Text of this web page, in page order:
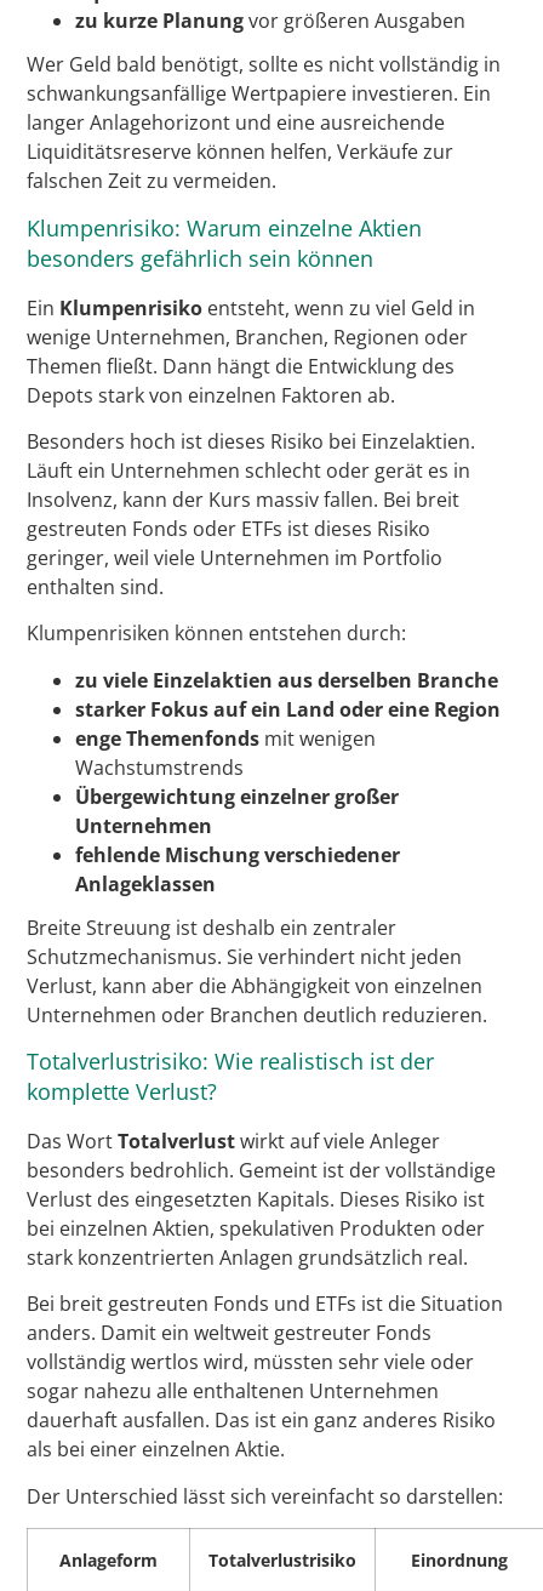
zu kurze Planungvor größeren Ausgaben
Wer Geld bald benötigt, sollte es nicht vollständig in
schwankungsanfällige Wertpapiere investieren. Ein
langer Anlagehorizont und eine ausreichende
Liquiditätsreserve können helfen, Verkäufe zur
falschen Zeit zu vermeiden.
Klumpenrisiko: Warum einzelne Aktien
besonders gefährlich sein können
Ein Klumpenrisiko entsteht, wenn zu viel Geld in
wenige Unternehmen, Branchen, Regionen oder
Themen fließt. Dann hängt die Entwicklung des
Depots stark von einzelnen Faktoren ab.
Besonders hoch ist dieses Risiko bei Einzelaktien.
Läuft ein Unternehmen schlecht oder gerät es in
Insolvenz, kann der Kurs massiv fallen. Bei breit
gestreuten Fonds oder ETFs ist dieses Risiko
geringer, weil viele Unternehmen im Portfolio
enthalten sind.
Klumpenrisiken können entstehen durch:
zu viele Einzelaktien aus derselben Branche
starker Fokus auf ein Land oder eine Region
enge Themenfonds mit wenigen
Wachstumstrends
Übergewichtung einzelner großer
Unternehmen
fehlende Mischung verschiedener
Anlageklassen
Breite Streuung ist deshalb ein zentraler
Schutzmechanismus. Sie verhindert nicht jeden
Verlust, kann aber die Abhängigkeit von einzelnen
Unternehmen oder Branchen deutlich reduzieren.
Totalverlustrisiko: Wie realistisch ist der
komplette Verlust?
Das WortTotalverlustwirkt auf viele Anleger
besonders bedrohlich. Gemeint ist der vollständige
Verlust des eingesetzten Kapitals. Dieses Risiko ist
bei einzelnen Aktien, spekulativen Produkten oder
stark konzentrierten Anlagen grundsätzlich real.
Bei breit gestreuten Fonds und ETFs ist die Situation
anders. Damit ein weltweit gestreuter Fonds
vollständig wertlos wird, müssten sehr viele oder
sogar nahezu alle enthaltenen Unternehmen
dauerhaft ausfallen. Das ist ein ganz anderes Risiko
als bei einer einzelnen Aktie.
Der Unterschied lässt sich vereinfacht so darstellen:
Anlageform Totalverlustrisiko Einordnung